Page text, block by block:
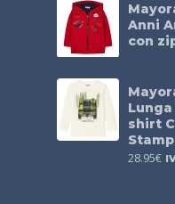
Anni
con
Lunga
shirt
28.95€